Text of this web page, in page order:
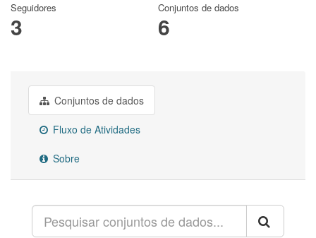
Seguidores
3
Conjuntos de dados
6
Conjuntos de dados
Fluxo de Atividades
Sobre